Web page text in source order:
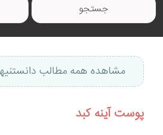
جستجو
مشاهده همه مطالب
پوست آینه کبد